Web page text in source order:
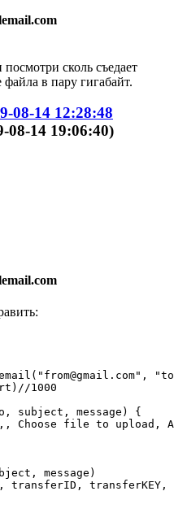
сколь съедает
в пару гигабайт.
08-14 12:28:48
08-14 19:06:40)
1000
subject, message) {
Choose file to upload,
message)
transferID, transferKEY,